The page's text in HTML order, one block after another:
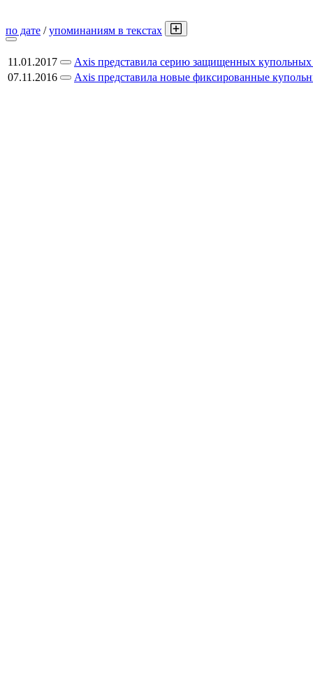
по дате /упоминаниям в текстах
11.01.2017
Axis представила серию защищенных
07.11.2016
Axis представила новые фиксированные